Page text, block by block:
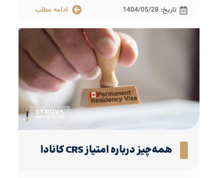
تاریخ: 1404/05/28 ادامه مطلب
همه‌چیز درباره امتیاز CRS کانادا